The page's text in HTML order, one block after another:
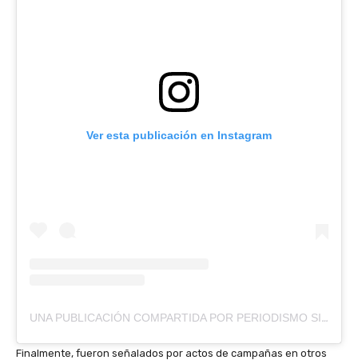
Ver esta publicación en Instagram
UNA PUBLICACIÓN COMPARTIDA POR PERIODISMO SIN RESERVA (@PERIODISMO_PSR)
Finalmente, fueron señalados por actos de campañas en otros